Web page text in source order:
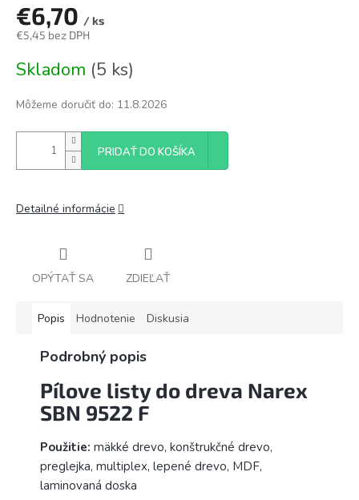
€6,70 / ks
€5,45 bez DPH
cena:
Skladom (5 ks)
Môžeme doručiť do: 11.8.2026
PRIDAŤ DO KOŠÍKA
Detailné informácie
OPÝTAŤ SA ZDIEĽAŤ
Popis Hodnotenie Diskusia
Podrobný popis
Pílove listy do dreva Narex
SBN 9522 F
Použitie: mäkké drevo, konštrukčné drevo,
preglejka, multiplex, lepené drevo, MDF,
laminovaná doska